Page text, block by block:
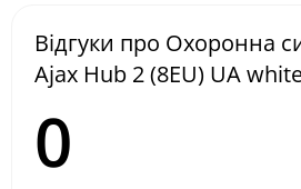
Відгуки про Охоронна
Ajax Hub 2 (8EU) UA
0